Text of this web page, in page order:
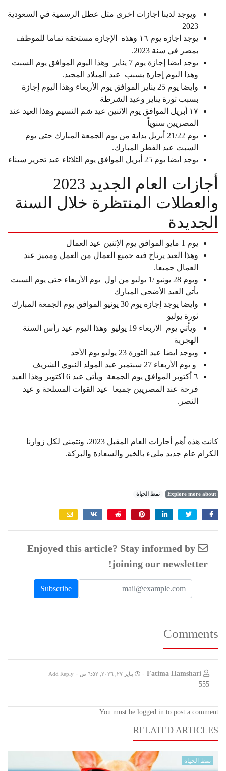
ويوجد لدينا اجازات اخرى مثل عطل الرسمية في السعودية
2023
يوجد اجازه يوم ١٦ وهذه الإجازة مستحقة تماما للموظف
بمصر في سنة 2023.
يوجد ايضا إجازة يوم 7 يناير وهذا اليوم الموافق يوم السبت
وهذا اليوم إجازة بسبب عيد الميلاد المجيد.
وايضا يوم 25 يناير الموافق يوم الأربعاء وهذا اليوم إجازة
بسبب ثورة يناير وعيد الشرطة
١٧ أبريل الموافق يوم الاثنين عيد شم النسيم وهذا العيد عند
المصريين سنوياً
يوم 21/22 أبريل بداية من يوم الجمعة المبارك حتى يوم
السبت عيد الفطر المبارك.
يوجد ايضا يوم 25 أبريل الموافق يوم الثلاثاء عيد تحرير سيناء
أجازات العام الجديد 2023
والعطلات المنتظرة خلال السنة
الجديدة
يوم 1 مايو الموافق يوم الإثنين عيد العمال
وهذا العيد يرتاح فيه جميع العمال من العمل ومميز عند
العمال جميعا.
ويوم 28 يونيو /1 يوليو من اول يوم الأربعاء حتى يوم السبت
يأتي العيد الأضحى المبارك
وايضا يوجد إجازة يوم 30 يونيو الموافق يوم الجمعة المبارك
ثورة يوليو
ويأتي يوم الاربعاء 19 يوليو وهذا اليوم عيد رأس السنة
الهجرية
ويوجد ايضا عيد الثورة 23 يوليو يوم الأحد
و يوم الأربعاء 27 سبتمبر عيد المولد النبوي الشريف
٦ أكتوبر الموافق يوم الجمعة ويأتي عيد 6 اكتوبر وهذا العيد
فرحة عند المصريين جميعا عيد القوات المسلحة و عيد
النصر.
كانت هذه أهم أجازات العام المقبل 2023، ونتمنى لكل زوارنا
الكرام عام جديد ملىء بالخير والسعادة والبركة.
Explore more about نمط الحياة
Enjoyed this article? Stay informed by
joining our newsletter!
Comments
- يناير ٢٧, ٢٠٢٦, ٦:٥٢ ص -
Add Reply
555
You must be logged in to post a comment.
RELATED ARTICLES
نمط الحياة